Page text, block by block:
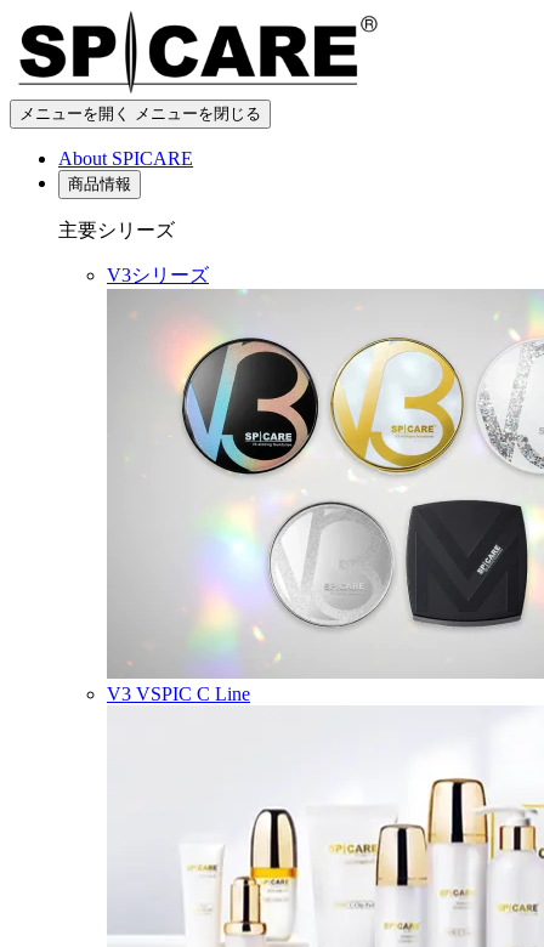
メニューを開く メニューを閉じる
About SPICARE
商品情報
主要シリーズ
V3シリーズ
V3 VSPIC C Line